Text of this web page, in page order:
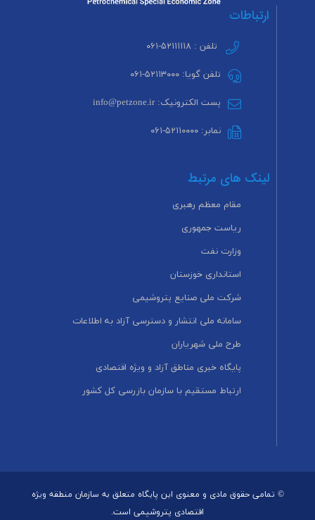
ارتباطات
تلفن : ۵۲۱۱۱۱۱۸-۰۶۱
تلفن گویا: ۵۲۱۱۳۰۰۰-۰۶۱
پست الکترونیک: info@petzone.ir
نمابر: ۵۲۱۱۰۰۰۰-۰۶۱
لینک های مرتبط
مقام معظم رهبری
ریاست جمهوری
وزارت نفت
استانداری خوزستان
شرکت ملی صنایع پتروشیمی
سامانه ملی انتشار و دسترسی آزاد به اطلاعات
طرح ملی شهریاران
پایگاه خبری مناطق آزاد و ویژه اقتصادی
ارتباط مستقیم با سازمان بازرسی کل کشور
© تمامی حقوق مادی و معنوی این پایگاه متعلق به سازمان منطقه ویژه
اقتصادی پتروشیمی است.